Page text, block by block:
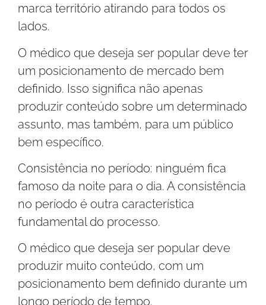
marca território atirando para todos os
lados.
O médico que deseja ser popular deve ter
um posicionamento de mercado bem
definido. Isso significa não apenas
produzir conteúdo sobre um determinado
assunto, mas também, para um público
bem específico.
Consistência no período: ninguém fica
famoso da noite para o dia. A consistência
no período é outra característica
fundamental do processo.
O médico que deseja ser popular deve
produzir muito conteúdo, com um
posicionamento bem definido durante um
longo período de tempo.